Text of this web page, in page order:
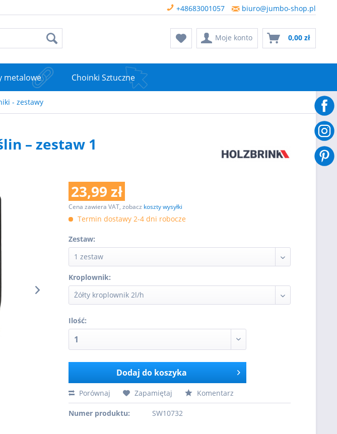
+48683001057 biuro@jumbo-shop.pl
Moje konto 0,00 zł
metalowe Choinki Sztuczne
- zestawy
– zestaw 1
23,99 zł
Cena zawiera VAT, zobacz koszty wysyłki
Termin dostawy 2-4 dni robocze
Zestaw:
Kroplownik:
Ilość:
Dodaj do koszyka
Porównaj Zapamiętaj Komentarz
Numer produktu: SW10732